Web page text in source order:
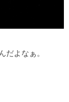
だよなぁ。